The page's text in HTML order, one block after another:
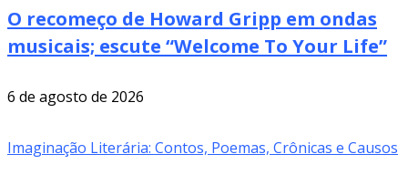
O recomeço de Howard Gripp em ondas
musicais; escute “Welcome To Your Life”
6 de agosto de 2026
Imaginação Literária: Contos, Poemas, Crônicas e Causos